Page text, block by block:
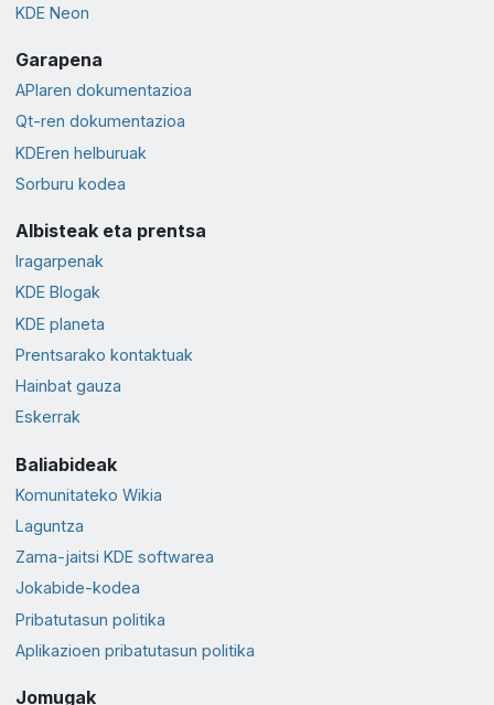
KDE Neon
Garapena
APIaren dokumentazioa
Qt-ren dokumentazioa
KDEren helburuak
Sorburu kodea
Albisteak eta prentsa
Iragarpenak
KDE Blogak
KDE planeta
Prentsarako kontaktuak
Hainbat gauza
Eskerrak
Baliabideak
Komunitateko Wikia
Laguntza
Zama-jaitsi KDE softwarea
Jokabide-kodea
Pribatutasun politika
Aplikazioen pribatutasun politika
Jomugak